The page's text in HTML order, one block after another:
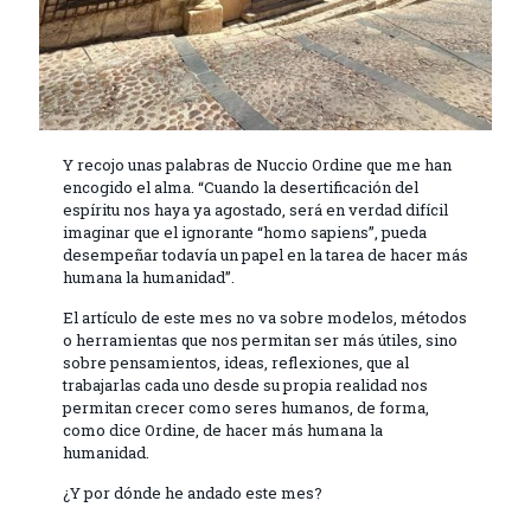
Y recojo unas palabras de Nuccio Ordine que me han
encogido el alma. “Cuando la desertificación del
espíritu nos haya ya agostado, será en verdad difícil
imaginar que el ignorante “homo sapiens”, pueda
desempeñar todavía un papel en la tarea de hacer más
humana la humanidad”.
El artículo de este mes no va sobre modelos, métodos
o herramientas que nos permitan ser más útiles, sino
sobre pensamientos, ideas, reflexiones, que al
trabajarlas cada uno desde su propia realidad nos
permitan crecer como seres humanos, de forma,
como dice Ordine, de hacer más humana la
humanidad.
¿Y por dónde he andado este mes?